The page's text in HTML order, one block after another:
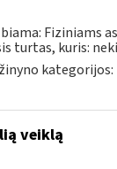
turtas, kuris:
kategorijos:
veiklą